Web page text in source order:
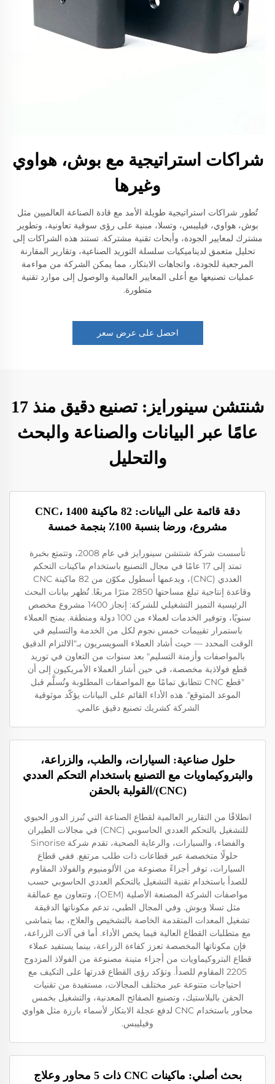
شراكات استراتيجية مع بوش، هواوي
وغيرها
تُطور شراكات استراتيجية طويلة الأمد مع قادة الصناعة العالميين مثل
بوش، هواوي، فيليبس، وتسلا، مبنية على رؤى سوقية تعاونية، وتطوير
مشترك لمعايير الجودة، وأبحاث تقنية مشتركة. تستند هذه الشراكات إلى
تحليل متعمق لديناميكيات سلسلة التوريد الصناعية، وتقارير المقارنة
المرجعية للجودة، واتجاهات الابتكار، مما يمكن الشركة من مواءمة
عمليات تصنيعها مع أعلى المعايير العالمية والوصول إلى موارد تقنية
متطورة.
احصل على عرض سعر
شنتشن سينورايز: تصنيع دقيق منذ 17
عامًا عبر البيانات والصناعة والبحث
والتحليل
دقة قائمة على البيانات: 82 ماكينة CNC، 1400
مشروع، ورضا بنسبة 100٪ بنجمة خمسة
تأسست شركة شنتشن سينورايز في عام 2008، وتتمتع بخبرة
تمتد إلى 17 عامًا في مجال التصنيع باستخدام ماكينات التحكم
العددي (CNC)، ويدعمها أسطول مكوّن من 82 ماكينة CNC
وقاعدة إنتاجية تبلغ مساحتها 2850 مترًا مربعًا. تُظهر بيانات البحث
الرئيسية التميز التشغيلي للشركة: إنجاز 1400 مشروع مخصص
سنويًا، وتوفير الخدمات لعملاء من 100 دولة ومنطقة. يمنح العملاء
باستمرار تقييمات خمس نجوم لكل من الخدمة والتسليم في
الوقت المحدد — حيث أشاد العملاء السويسريون بـ"الالتزام الدقيق
بالمواصفات وأزمنة التسليم" بعد سنوات من التعاون في توريد
قطع فولاذية مخصصة، في حين أشار العملاء الأمريكيون إلى أن
"قطع CNC تتطابق تمامًا مع المواصفات المطلوبة وتُسلَّم قبل
الموعد المتوقع". هذه الأداء القائم على البيانات يؤكّد موثوقية
الشركة كشريك تصنيع دقيق عالمي.
حلول صناعية: السيارات، والطب، والزراعة،
والبتروكيماويات مع التصنيع باستخدام التحكم العددي
(CNC)/القولبة بالحقن
انطلاقًا من التقارير العالمية لقطاع الصناعة التي تُبرز الدور الحيوي
للتشغيل بالتحكم العددي الحاسوبي (CNC) في مجالات الطيران
والفضاء، والسيارات، والرعاية الصحية، تقدم شركة Sinorise
حلولًا متخصصة عبر قطاعات ذات طلب مرتفع. ففي قطاع
السيارات، توفر أجزاءً مصنوعة من الألومنيوم والفولاذ المقاوم
للصدأ باستخدام تقنية التشغيل بالتحكم العددي الحاسوبي حسب
مواصفات الشركة المصنعة الأصلية (OEM)، وتتعاون مع عمالقة
مثل تسلا وبوش. وفي المجال الطبي، تدعم مكوناتها الدقيقة
تشغيل المعدات المتقدمة الخاصة بالتشخيص والعلاج، بما يتماشى
مع متطلبات القطاع العالية فيما يخص الأداء. أما في آلات الزراعة،
فإن مكوناتها المخصصة تعزز كفاءة الزراعة، بينما يستفيد عملاء
قطاع البتروكيماويات من أجزاء متينة مصنوعة من الفولاذ المزدوج
2205 المقاوم للصدأ. وتؤكد رؤى القطاع قدرتها على التكيف مع
احتياجات متنوعة عبر مختلف المجالات، مستفيدة من تقنيات
الحقن بالبلاستيك، وتصنيع الصفائح المعدنية، والتشغيل بخمس
محاور باستخدام CNC لدفع عجلة الابتكار لأسماء بارزة مثل هواوي
وفيليبس.
بحث أصلي: ماكينات CNC ذات 5 محاور وعلاج